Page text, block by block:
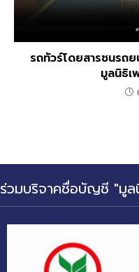
รถทัวร์โดยสารชนรถ
มูลนิธิเ
ร่วมบริจาคชื่อบัญชี "มูล